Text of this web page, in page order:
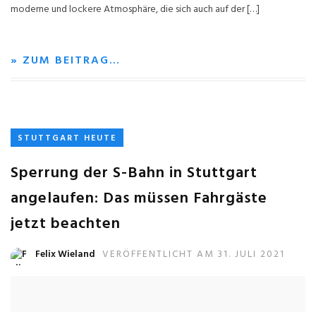
moderne und lockere Atmosphäre, die sich auch auf der […]
» ZUM BEITRAG…
STUTTGART HEUTE
Sperrung der S-Bahn in Stuttgart
angelaufen: Das müssen Fahrgäste
jetzt beachten
Felix Wieland VERÖFFENTLICHT AM 31. JULI 2021